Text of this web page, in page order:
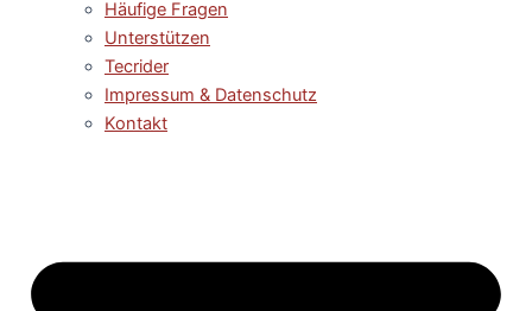
Häufige Fragen
Unterstützen
Tecrider
Impressum & Datenschutz
Kontakt